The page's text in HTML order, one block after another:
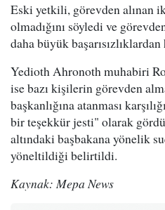
Eski yetkili, görevden alınan
olmadığını söyledi ve
daha büyük
Yedioth Ahronoth muhabiri
ise bazı kişilerin görevden
başkanlığına atanması
bir teşekkür jesti" olarak
altındaki başbakana yönelik
yöneltildiği belirtildi.
Kaynak: Mepa News